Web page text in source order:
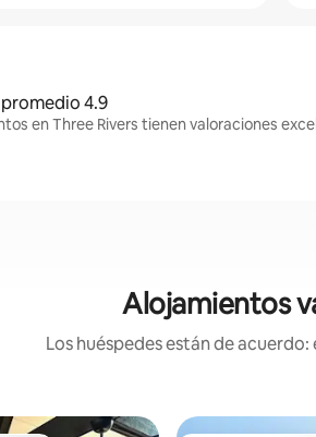
4.9
en Three Rivers tienen valoraciones
Alojamientos
Los huéspedes están de